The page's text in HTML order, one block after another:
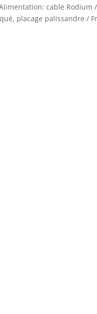
cable Rodium
placage palissandre /